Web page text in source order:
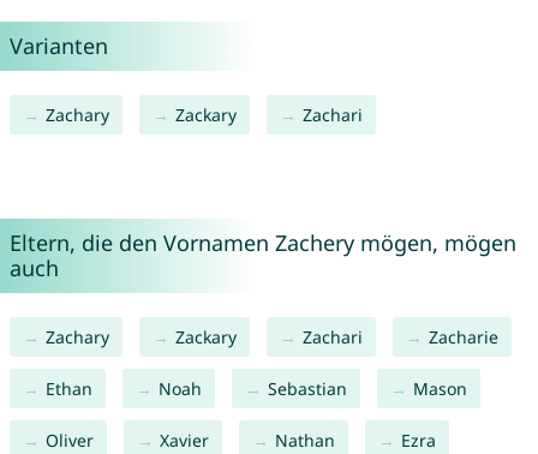
Varianten
Zachary Zackary Zachari
Eltern, die den Vornamen Zachery mögen, mögen
auch
Zachary Zackary Zachari Zacharie
Ethan Noah Sebastian Mason
Oliver Xavier Nathan Ezra